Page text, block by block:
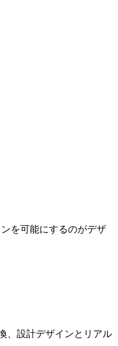
を可能にするのがデザ
、設計デザインとリアル